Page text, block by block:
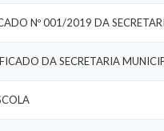
DA SECRETARIA